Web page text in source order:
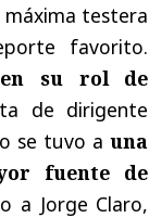
máxima testera
favorito.
en su rol de
de dirigente
se tuvo auna
fuente de
a Jorge Claro,